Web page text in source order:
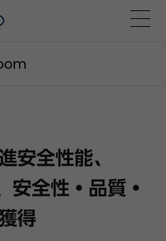
安全性能、
全性・品質・
得